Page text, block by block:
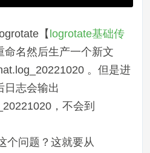
【logrotate基础传
命名然后生产一个新文
。但是进
日志会输出
，不会到
问题？这就要从